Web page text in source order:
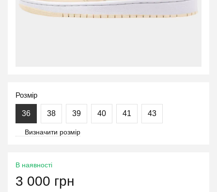
Розмір
36 38 39 40 41 43
Визначити розмір
В наявності
3 000 грн